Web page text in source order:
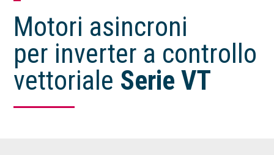
Motori asincroni
per inverter a controllo
vettoriale Serie VT